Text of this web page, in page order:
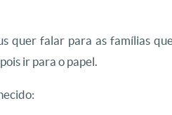
quer falar para as famílias
ir para o papel.